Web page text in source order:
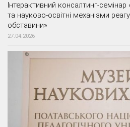
Інтерактивний консалтинг-семінар
та науково-освітні механізми
обставини»
27.04.2026